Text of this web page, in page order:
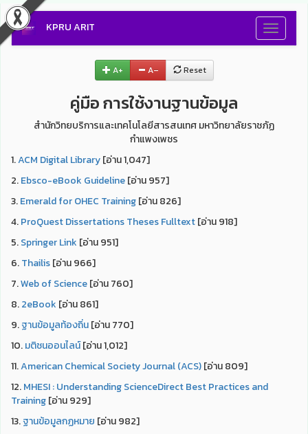
Toggle
KPRU ARIT
A+ A– Reset
คู่มือ การใช้งานฐานข้อมูล
สำนักวิทยบริการและเทคโนโลยีสารสนเทศ มหาวิทยาลัยราชภัฏ
กำแพงเพชร
1.ACM Digital Library[อ่าน 1,047]
2.Ebsco-eBook Guideline[อ่าน 957]
3.Emerald for OHEC Training[อ่าน 826]
4.ProQuest Dissertations Theses Fulltext[อ่าน 918]
5.Springer Link [อ่าน 951]
6.Thailis[อ่าน 966]
7.Web of Science[อ่าน 760]
8.2eBook [อ่าน 861]
9.ฐานข้อมูลท้องถิ่น[อ่าน 770]
10.มติชนออนไลน์[อ่าน 1,012]
11.American Chemical Society Journal (ACS)[อ่าน 809]
12.MHESI : Understanding ScienceDirect Best Practices and
Training[อ่าน 929]
13.ฐานข้อมูลกฏหมาย [อ่าน 982]